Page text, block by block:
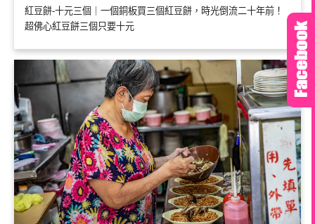
紅豆餅-十元三個｜一個銅板買三個紅豆餅，時光倒流二十年前！
超佛心紅豆餅三個只要十元